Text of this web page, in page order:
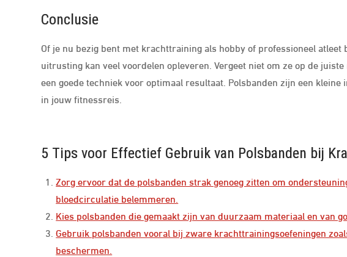
Conclusie
Of je nu bezig bent met krachttraining als hobby of professioneel atleet
uitrusting kan veel voordelen opleveren. Vergeet niet om ze op de
een goede techniek voor optimaal resultaat. Polsbanden zijn een
in jouw fitnessreis.
5 Tips voor Effectief Gebruik van Polsbanden bij
Zorg ervoor dat de polsbanden strak genoeg zitten om
bloedcirculatie belemmeren.
Kies polsbanden die gemaakt zijn van duurzaam materiaal en van
Gebruik polsbanden vooral bij zware krachttrainingsoefeningen
beschermen.